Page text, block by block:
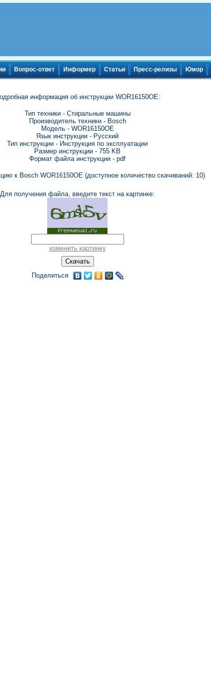
Вопрос-ответ Информер Статьи Пресс-релизы Юмор
информация об инструкции WOR16150OE:
Тип техники - Стиральные машины
Производитель техники - Bosch
Модель - WOR16150OE
Язык инструкции - Русский
Тип инструкции - Инструкция по эксплуатации
Размер инструкции - 755 KB
Формат файла инструкции - pdf
к Bosch WOR16150OE (доступное количество скачиваний: 10)
Для получения файла, введите текст на картинке:
изменить картинку
Поделиться